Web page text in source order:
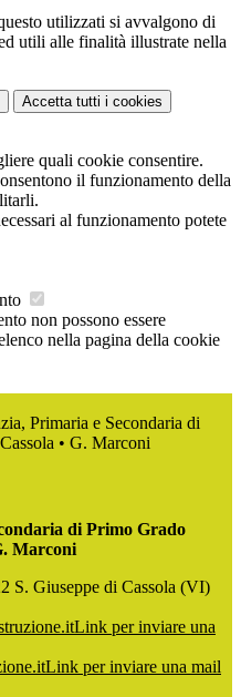
utilizzati si avvalgono di
utili alle finalità illustrate nella
Accetta tutti i cookies
quali cookie consentire.
il funzionamento della
al funzionamento potete
non possono essere
nella pagina della cookie
Primaria e Secondaria di
• G. Marconi
di Primo Grado
Marconi
S. Giuseppe di Cassola (VI)
Link per inviare una
Link per inviare una mail